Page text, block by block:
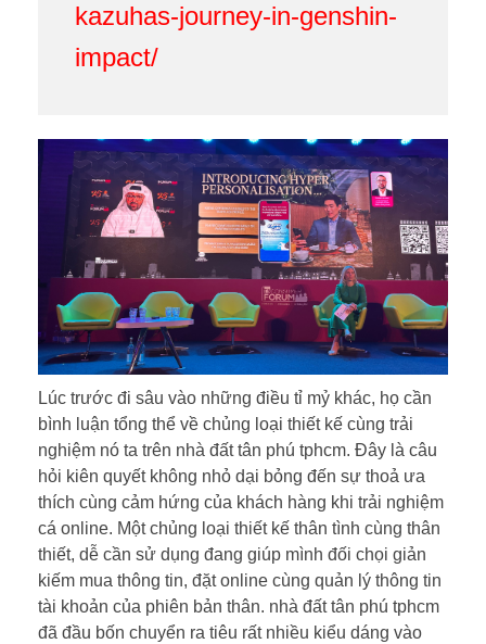
kazuhas-journey-in-genshin-
impact/
Lúc trước đi sâu vào những điều tỉ mỷ khác, họ cần
bình luận tổng thể về chủng loại thiết kế cùng trải
nghiệm nó ta trên nhà đất tân phú tphcm. Đây là câu
hỏi kiên quyết không nhỏ dại bỏng đến sự thoả ưa
thích cùng cảm hứng của khách hàng khi trải nghiệm
cá online. Một chủng loại thiết kế thân tình cùng thân
thiết, dễ cần sử dụng đang giúp mình đối chọi giản
kiếm mua thông tin, đặt online cùng quản lý thông tin
tài khoản của phiên bản thân. nhà đất tân phú tphcm
đã đầu bốn chuyển ra tiêu rất nhiều kiểu dáng vào